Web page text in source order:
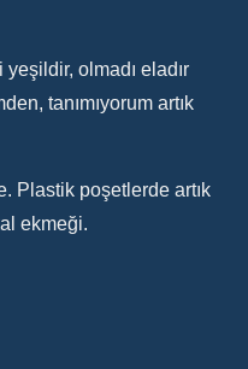
olmadı eladır
tanımıyorum artık
Plastik poşetlerde artık
ekmeği.